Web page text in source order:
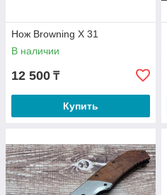
Нож Browning X 31
В наличии
12 500 ₸
Купить